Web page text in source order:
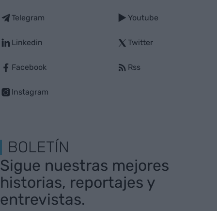
Telegram
Linkedin
Facebook
Instagram
Youtube
Twitter
Rss
BOLETÍN
Sigue nuestras mejores
historias, reportajes y
entrevistas.